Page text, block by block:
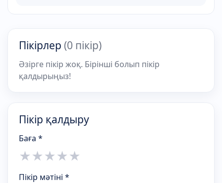
Пікірлер (0 пікір)
Әзірге пікір жоқ. Бірінші болып пікір
қалдырыңыз!
Пікір қалдыру
Баға *
★★★★★
Пікір мәтіні *